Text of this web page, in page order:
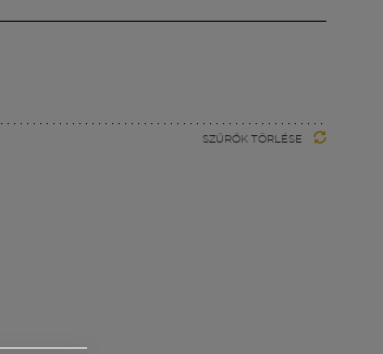
SZŰRŐK TÖRLÉSE